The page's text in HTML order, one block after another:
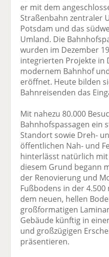
er mit dem
Straßenbahn zentraler
Potsdam und das
Umland. Die
wurden im Dezember
integrierten Projekte in
modernem Bahnhof
eröffnet. Heute bilden
Bahnreisenden das
Mit nahezu 80.000
Bahnhofspassagen ein
Standort sowie Dreh-
öffentlichen Nah- und
hinterlässt natürlich mit
diesem Grund begann
der Renovierung und
Fußbodens in der 4.500
dem neuen, hellen
großformatigen
Gebäude künftig in
und großzügigen
präsentieren.